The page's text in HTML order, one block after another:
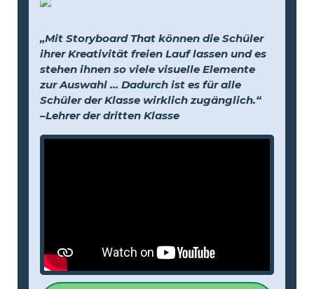
„Mit Storyboard That können die Schüler
ihrer Kreativität freien Lauf lassen und es
stehen ihnen so viele visuelle Elemente
zur Auswahl … Dadurch ist es für alle
Schüler der Klasse wirklich zugänglich.“
–Lehrer der dritten Klasse